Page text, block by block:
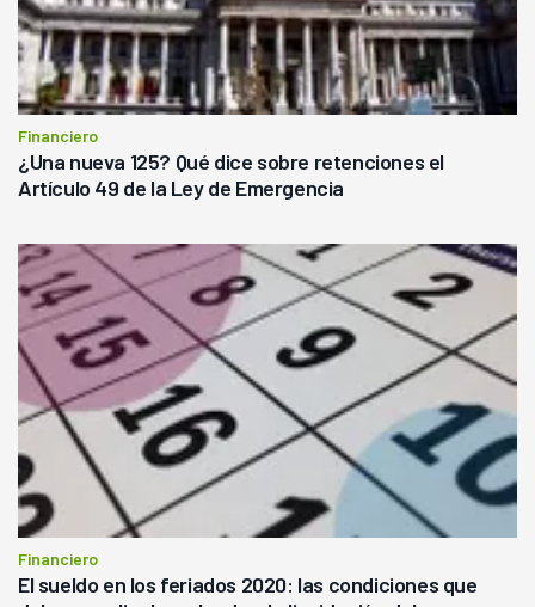
Financiero
¿Una nueva 125? Qué dice sobre retenciones el
Artículo 49 de la Ley de Emergencia
Financiero
El sueldo en los feriados 2020: las condiciones que